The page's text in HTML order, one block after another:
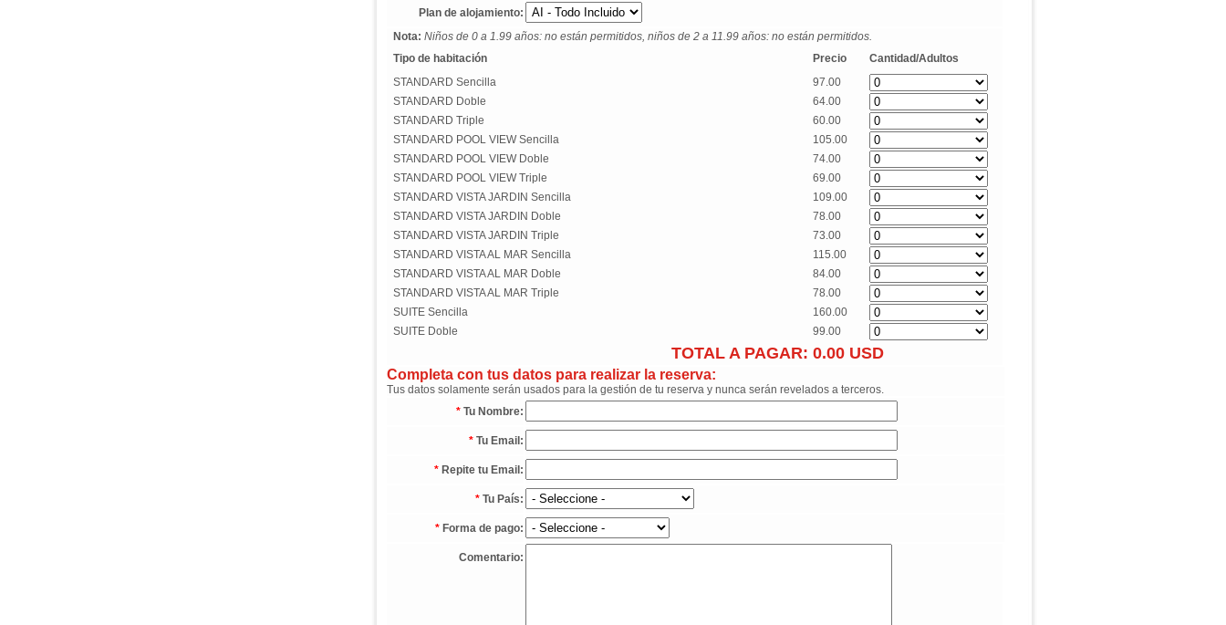
Plan de alojamiento:
Nota: Niños de 0 a 1.99 años: no están permitidos, niños de 2 a 11.99 años: no están permitidos.
Tipo de habitación
Precio
Cantidad/Adultos
STANDARD Sencilla
97.00
STANDARD Doble
64.00
STANDARD Triple
60.00
STANDARD POOL VIEW Sencilla
105.00
STANDARD POOL VIEW Doble
74.00
STANDARD POOL VIEW Triple
69.00
STANDARD VISTA JARDIN Sencilla
109.00
STANDARD VISTA JARDIN Doble
78.00
STANDARD VISTA JARDIN Triple
73.00
STANDARD VISTA AL MAR Sencilla
115.00
STANDARD VISTA AL MAR Doble
84.00
STANDARD VISTA AL MAR Triple
78.00
SUITE Sencilla
160.00
SUITE Doble
99.00
TOTAL A PAGAR: 0.00USD
Completa con tus datos para realizar la reserva:
Tus datos solamente serán usados para la gestión de tu reserva y nunca serán revelados a terceros.
* Tu Nombre:
* Tu Email:
* Repite tu Email:
* Tu País:
* Forma de pago:
Comentario: